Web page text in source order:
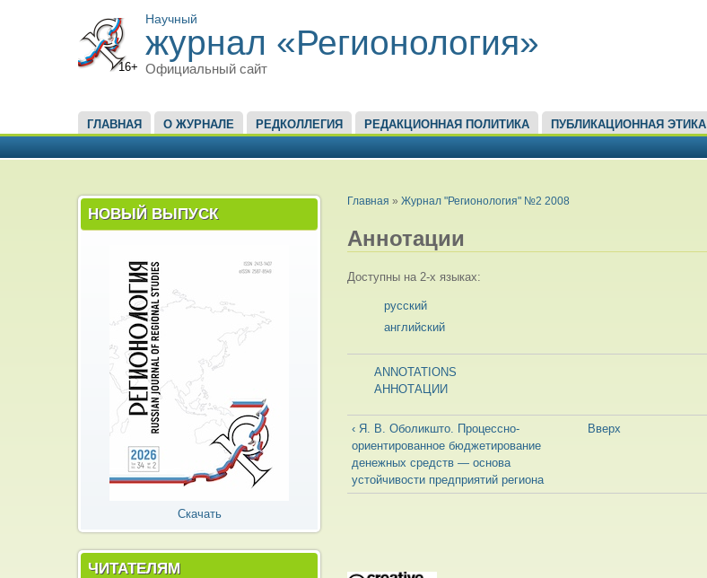
16+
Научный
журнал «Регионология»
Официальный сайт
ГЛАВНОЕ МЕНЮ
ГЛАВНАЯ О ЖУРНАЛЕ РЕДКОЛЛЕГИЯ РЕДАКЦИОННАЯ ПОЛИТИКА ПУБЛИКАЦИОННАЯ ЭТИКА
НОВЫЙ ВЫПУСК
Скачать
ЧИТАТЕЛЯМ
ВЫ ЗДЕСЬ
Главная » Журнал "Регионология" №2 2008
Аннотации
Доступны на 2-х языках:
русский
английский
ANNOTATIONS
АННОТАЦИИ
‹ Я. В. Оболикшто. Процессно-
ориентированное бюджетирование
денежных средств — основа
устойчивости предприятий региона
Вверх